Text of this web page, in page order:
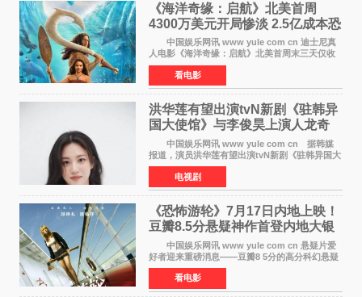
《海洋奇缘：启航》北美首周
4300万美元开局惨淡 2.5亿成本恐
巨亏1亿
中国娱乐网讯 www yule com cn 迪士尼真
人电影《海洋奇缘：启航》北美首周末三天仅收
4300万美元（开画3827馆），中国内地首周票房
仅840万元人民币，全球开画票房约9500万美
元，远低于业内
看电影
洪华莲有望出演tvN新剧《驻韩异
国大使馆》与李俊昊上演人龙奇
幻罗曼史
中国娱乐网讯 www yule com cn 据韩媒
报道，演员洪华莲有望出演tvN新剧《驻韩异国大
使馆》女主角，与李俊昊合作，引发观众期
待。 该剧讲述了一位因管理驻韩异国大使馆
（负责管理居住在大
电视剧
《恐怖游轮》7月17日内地上映！
豆瓣8.5分悬疑神作首登内地大银
中国娱乐网讯 www yule com cn 悬疑片爱
好者迎来重磅消息——豆瓣8 5分的高分科幻悬疑
电影《恐怖游轮》正式宣布定档7月17日在内地上
映。这部由英国导演克里斯托弗·史密斯执导、惊
悚片女王梅
看电影